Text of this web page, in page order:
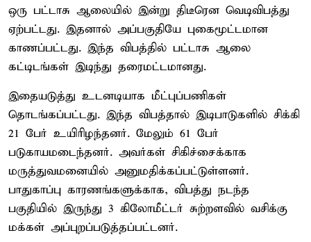
ஒரு பட்டாசு ஆலையில் இன்று திடீரென வெடிவிபத்து
ஏற்பட்டது. இதனால் அப்பகுதியே புகைமூட்டமான
காணப்பட்டது. இந்த விபத்தில் பட்டாசு ஆலை
கட்டிடங்கள் இடிந்து தரைமட்டமானது.
இதையடுத்து உடனடியாக மீட்புப்பணிகள்
தொடங்கப்பட்டது. இந்த விபத்தால் இடிபாடுகளில் சிக்கி
21 பேர் உயிரிழந்தனர். மேலும் 61 பேர்
படுகாயமடைந்தனர். அவர்கள் சிகிச்சைக்காக
மருத்துவமனையில் அனுமதிக்கப்பட்டுள்ளனர்.
பாதுகாப்பு காரணங்களுக்காக, விபத்து நடந்த
பகுதியில் இருந்து 3 கிலோமீட்டர் சுற்றளவில் வசிக்கு
மக்கள் அப்புறப்படுத்தப்பட்டனர்.